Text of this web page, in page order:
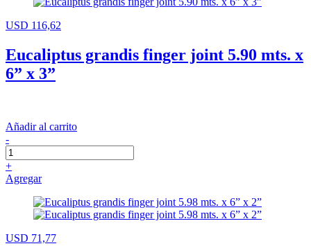
USD 116,62
Eucaliptus grandis finger joint 5.90 mts. x
6” x 3”
Añadir al carrito
-
+
Agregar
USD 71,77